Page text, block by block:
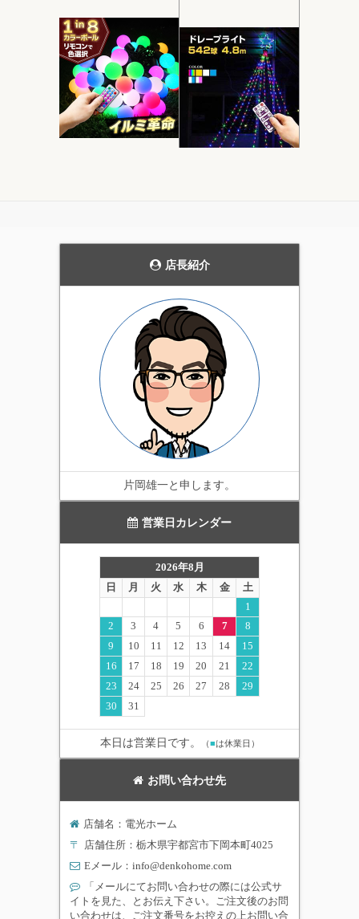
張しすぎない雰囲気を持
った上品なガーデンライ
わらず屋外で利用可能な
実用性の高いイルミネー
ション。当店一番のオス
スメ商品です。
店長紹介
片岡雄一と申します。
営業日カレンダー
2026年8月
日
月 火 水 木 金
土
1
2
3 4 5 6 7
8
9
10 11 12 13 14
15
16
17 18 19 20 21
22
23
24 25 26 27 28
29
30
31
本日は営業日です。 （■は休業日）
お問い合わせ先
店舗名：電光ホーム
〒 店舗住所：栃木県宇都宮市下岡本町4025
Eメール： info@denkohome.com
「メールにてお問い合わせの際には公式サ
イトを見た、とお伝え下さい。ご注文後のお問
い合わせは、ご注文番号をお控えの上お問い合